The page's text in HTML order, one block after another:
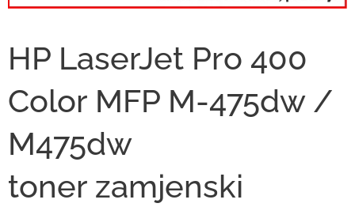
HP LaserJet Pro 400
Color MFP M-475dw /
M475dw
toner zamjenski